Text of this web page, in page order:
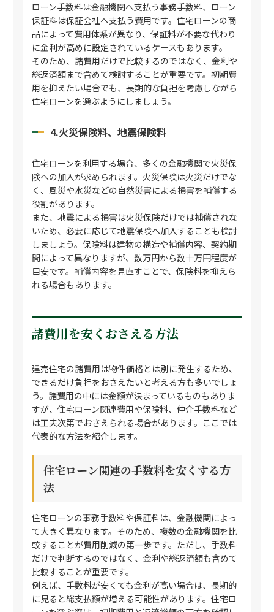
ローン手数料は金融機関へ支払う事務手数料、ローン
保証料は保証会社へ支払う費用です。住宅ローンの商
品によって費用体系が異なり、保証料が不要な代わり
に金利が高めに設定されているケースもあります。
そのため、諸費用だけで比較するのではなく、金利や
総返済額まで含めて検討することが重要です。初期費
用を抑えたい場合でも、長期的な負担を考慮しながら
住宅ローンを選ぶようにしましょう。
4.火災保険料、地震保険料
住宅ローンを利用する場合、多くの金融機関で火災保
険への加入が求められます。火災保険は火災だけでな
く、風災や水災などの自然災害による損害を補償する
役割があります。
また、地震による損害は火災保険だけでは補償されな
いため、必要に応じて地震保険へ加入することも検討
しましょう。保険料は建物の構造や補償内容、契約期
間によって異なりますが、数万円から数十万円程度が
目安です。補償内容を見直すことで、保険料を抑えら
れる場合もあります。
諸費用を安くおさえる方法
建売住宅の諸費用は物件価格とは別に発生するため、
できるだけ負担をおさえたいと考える方も多いでしょ
う。諸費用の中には金額が決まっているものもありま
すが、住宅ローン関連費用や保険料、仲介手数料など
は工夫次第でおさえられる場合があります。ここでは
代表的な方法を紹介します。
住宅ローン関連の手数料を安くする方
法
住宅ローンの事務手数料や保証料は、金融機関によっ
て大きく異なります。そのため、複数の金融機関を比
較することが費用削減の第一歩です。ただし、手数料
だけで判断するのではなく、金利や総返済額も含めて
比較することが重要です。
例えば、手数料が安くても金利が高い場合は、長期的
に見ると総支払額が増える可能性があります。住宅ロ